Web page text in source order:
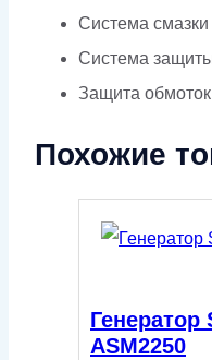
Система
Система
Защита обмоток
Похожие
Генератор
ASM2250